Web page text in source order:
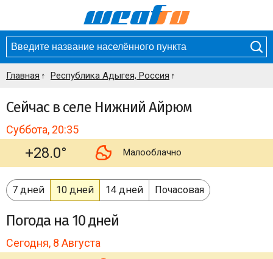
Главная Республика Адыгея, Россия
Сейчас в селе Нижний Айрюм
Суббота, 20:35
+28.0° Малооблачно
7 дней 10 дней 14 дней Почасовая
Погода на 10 дней
Сегодня, 8 Августа